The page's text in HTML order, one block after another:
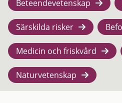
Beteendevetenskap
Särskilda risker
Medicin och friskvård
Naturvetenskap